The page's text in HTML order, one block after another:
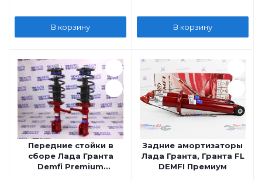
В корзину В корзину
Передние стойки в
сборе Лада Гранта
Demfi Premium
Задние амортизаторы
Лада Гранта, Гранта FL
DEMFI Премиум